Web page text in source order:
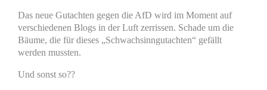
Das neue Gutachten gegen die AfD wird im Moment auf
verschiedenen Blogs in der Luft zerrissen. Schade um die
Bäume, die für dieses „Schwachsinngutachten“ gefällt
werden mussten.
Und sonst so??